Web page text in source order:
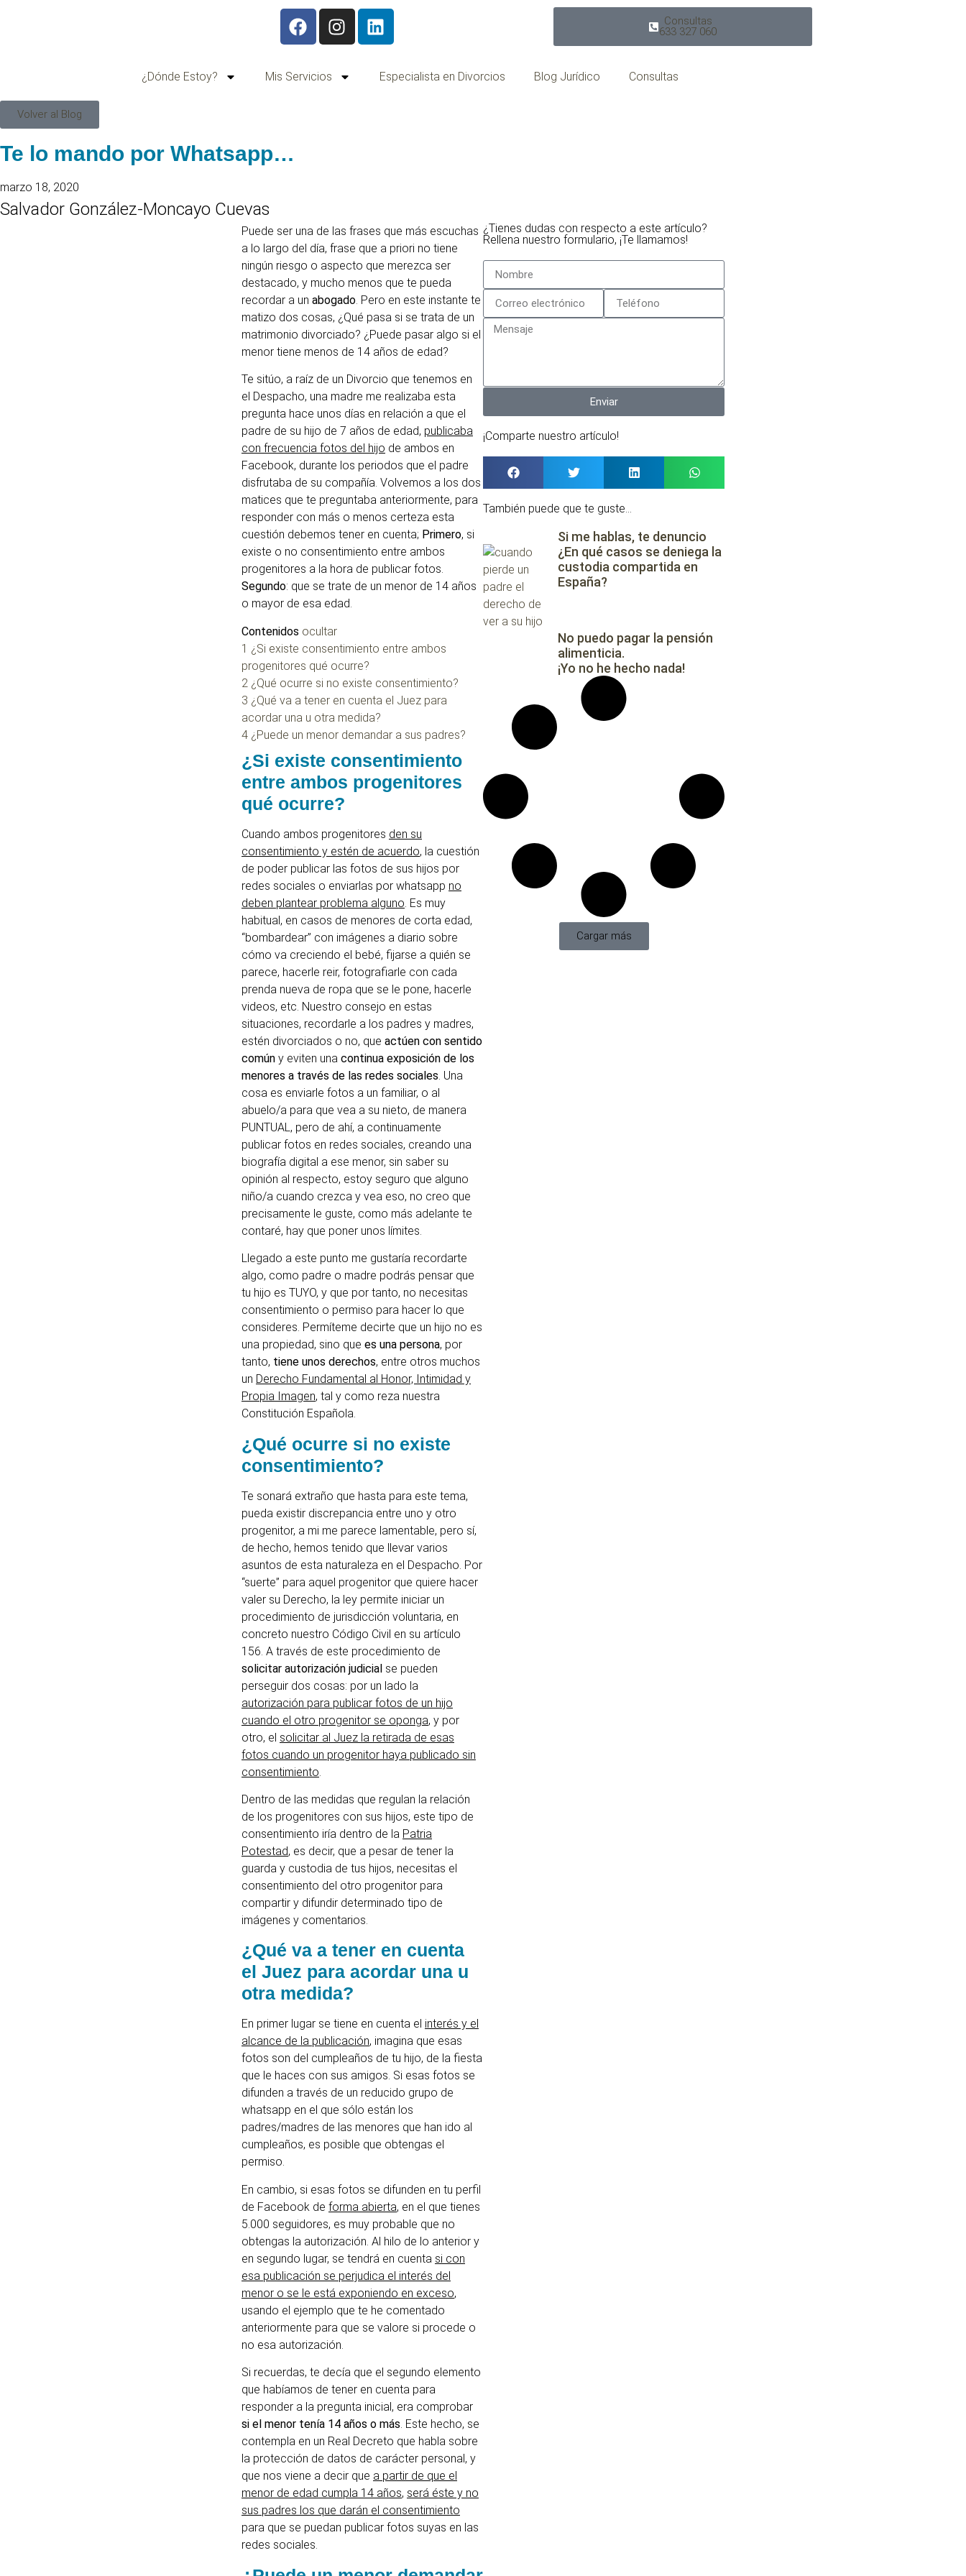
Consultas
633 327 060
¿Dónde Estoy? Mis Servicios Especialista en Divorcios Blog Jurídico Consultas
Volver al Blog
Te lo mando por Whatsapp…
marzo 18, 2020
Salvador González-Moncayo Cuevas
Puede ser una de las frases que más escuchas
a lo largo del día, frase que a priori no tiene
ningún riesgo o aspecto que merezca ser
destacado, y mucho menos que te pueda
recordar a un abogado. Pero en este instante te
matizo dos cosas, ¿Qué pasa si se trata de un
matrimonio divorciado? ¿Puede pasar algo si el
menor tiene menos de 14 años de edad?
Te sitúo, a raíz de un Divorcio que tenemos en
el Despacho, una madre me realizaba esta
pregunta hace unos días en relación a que el
padre de su hijo de 7 años de edad, publicaba
con frecuencia fotos del hijo de ambos en
Facebook, durante los periodos que el padre
disfrutaba de su compañía. Volvemos a los dos
matices que te preguntaba anteriormente, para
responder con más o menos certeza esta
cuestión debemos tener en cuenta; Primero, si
existe o no consentimiento entre ambos
progenitores a la hora de publicar fotos.
Segundo: que se trate de un menor de 14 años
o mayor de esa edad.
Contenidos ocultar
1 ¿Si existe consentimiento entre ambos
progenitores qué ocurre?
2 ¿Qué ocurre si no existe consentimiento?
3 ¿Qué va a tener en cuenta el Juez para
acordar una u otra medida?
4 ¿Puede un menor demandar a sus padres?
¿Si existe consentimiento
entre ambos progenitores
qué ocurre?
Cuando ambos progenitores den su
consentimiento y estén de acuerdo, la cuestión
de poder publicar las fotos de sus hijos por
redes sociales o enviarlas por whatsapp no
deben plantear problema alguno . Es muy
habitual, en casos de menores de corta edad,
“bombardear” con imágenes a diario sobre
cómo va creciendo el bebé, fijarse a quién se
parece, hacerle reir, fotografiarle con cada
prenda nueva de ropa que se le pone, hacerle
videos, etc. Nuestro consejo en estas
situaciones, recordarle a los padres y madres,
estén divorciados o no, que actúen con sentido
común y eviten una continua exposición de los
menores a través de las redes sociales . Una
cosa es enviarle fotos a un familiar, o al
abuelo/a para que vea a su nieto, de manera
PUNTUAL, pero de ahí, a continuamente
publicar fotos en redes sociales, creando una
biografía digital a ese menor, sin saber su
opinión al respecto, estoy seguro que alguno
niño/a cuando crezca y vea eso, no creo que
precisamente le guste, como más adelante te
contaré, hay que poner unos límites.
Llegado a este punto me gustaría recordarte
algo, como padre o madre podrás pensar que
tu hijo es TUYO, y que por tanto, no necesitas
consentimiento o permiso para hacer lo que
consideres. Permíteme decirte que un hijo no es
una propiedad, sino que es una persona, por
tanto, tiene unos derechos, entre otros muchos
un Derecho Fundamental al Honor, Intimidad y
Propia Imagen, tal y como reza nuestra
Constitución Española.
¿Qué ocurre si no existe
consentimiento?
Te sonará extraño que hasta para este tema,
pueda existir discrepancia entre uno y otro
progenitor, a mi me parece lamentable, pero sí,
de hecho, hemos tenido que llevar varios
asuntos de esta naturaleza en el Despacho. Por
“suerte” para aquel progenitor que quiere hacer
valer su Derecho, la ley permite iniciar un
procedimiento de jurisdicción voluntaria, en
concreto nuestro Código Civil en su artículo
156. A través de este procedimiento de
solicitar autorización judicial se pueden
perseguir dos cosas: por un lado la
autorización para publicar fotos de un hijo
cuando el otro progenitor se oponga, y por
otro, el solicitar al Juez la retirada de esas
fotos cuando un progenitor haya publicado sin
consentimiento
Dentro de las medidas que regulan la relación
de los progenitores con sus hijos, este tipo de
consentimiento iría dentro de la Patria
Potestad, es decir, que a pesar de tener la
guarda y custodia de tus hijos, necesitas el
consentimiento del otro progenitor para
compartir y difundir determinado tipo de
imágenes y comentarios.
¿Qué va a tener en cuenta
el Juez para acordar una u
otra medida?
En primer lugar se tiene en cuenta el interés y el
alcance de la publicación, imagina que esas
fotos son del cumpleaños de tu hijo, de la fiesta
que le haces con sus amigos. Si esas fotos se
difunden a través de un reducido grupo de
whatsapp en el que sólo están los
padres/madres de las menores que han ido al
cumpleaños, es posible que obtengas el
permiso.
En cambio, si esas fotos se difunden en tu perfil
de Facebook de forma abierta, en el que tienes
5.000 seguidores, es muy probable que no
obtengas la autorización. Al hilo de lo anterior y
en segundo lugar, se tendrá en cuenta si con
esa publicación se perjudica el interés del
menor o se le está exponiendo en exceso,
usando el ejemplo que te he comentado
anteriormente para que se valore si procede o
no esa autorización.
Si recuerdas, te decía que el segundo elemento
que habíamos de tener en cuenta para
responder a la pregunta inicial, era comprobar
si el menor tenía 14 años o más. Este hecho, se
contempla en un Real Decreto que habla sobre
la protección de datos de carácter personal, y
que nos viene a decir que a partir de que el
menor de edad cumpla 14 años, será éste y no
sus padres los que darán el consentimiento
para que se puedan publicar fotos suyas en las
redes sociales.
¿Tienes dudas con respecto a este artículo?
Rellena nuestro formulario, ¡Te llamamos!
Enviar
¡Comparte nuestro artículo!
También puede que te guste...
Si me hablas, te denuncio
¿En qué casos se deniega la
custodia compartida en
España?
No puedo pagar la pensión
alimenticia.
¡Yo no he hecho nada!
Cargar más